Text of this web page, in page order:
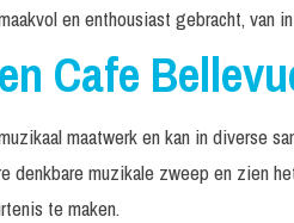
en enthousiast gebracht,
Cafe
maatwerk en kan in diverse
denkbare muzikale zweep en zien
te maken.